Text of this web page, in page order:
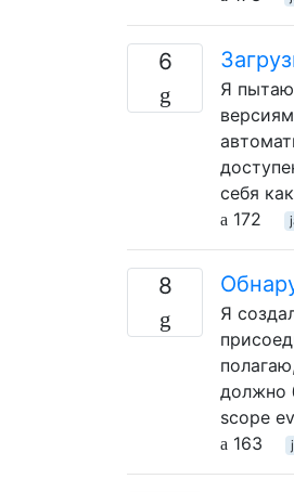
6
Я
себя
172
8
Я
должно
scope
163